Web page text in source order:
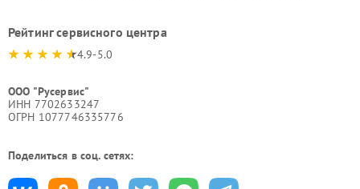
Рейтинг сервисного центра
4.9-5.0
ООО "Русервис"
ИНН 7702633247
ОГРН 1077746335776
Поделиться в соц. сетях: